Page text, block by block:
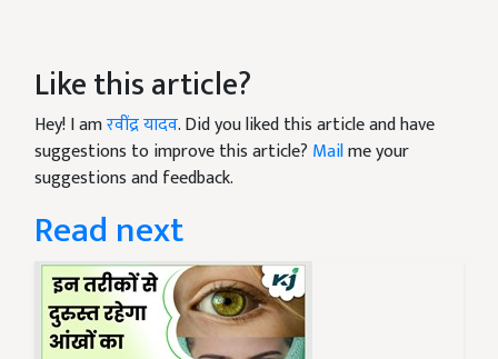
Like this article?
Hey! I amरवींद्र यादव. Did you liked this article and have
suggestions to improve this article? Mailme your
suggestions and feedback.
Read next